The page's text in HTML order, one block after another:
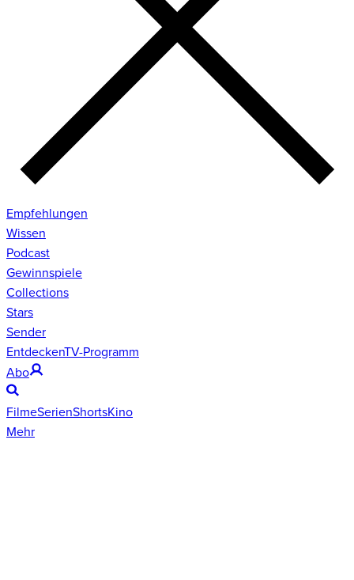
Empfehlungen
Wissen
Podcast
Gewinnspiele
Collections
Stars
Sender
EntdeckenTV-Programm
Abo
FilmeSerienShortsKino
Mehr